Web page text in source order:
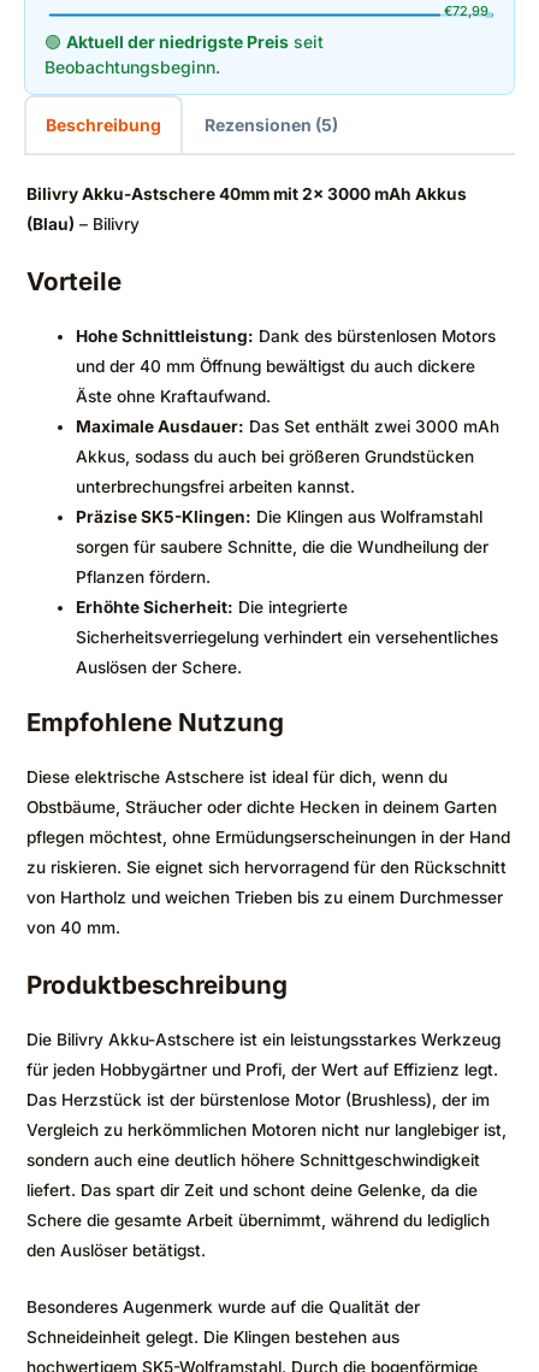
€72,99
🟢 Aktuell der niedrigste Preis seit
Beobachtungsbeginn.
Beschreibung Rezensionen (5)
Bilivry Akku-Astschere 40mm mit 2x 3000 mAh Akkus
(Blau) – Bilivry
Vorteile
Hohe Schnittleistung: Dank des bürstenlosen Motors
und der 40 mm Öffnung bewältigst du auch dickere
Äste ohne Kraftaufwand.
Maximale Ausdauer: Das Set enthält zwei 3000 mAh
Akkus, sodass du auch bei größeren Grundstücken
unterbrechungsfrei arbeiten kannst.
Präzise SK5-Klingen: Die Klingen aus Wolframstahl
sorgen für saubere Schnitte, die die Wundheilung der
Pflanzen fördern.
Erhöhte Sicherheit: Die integrierte
Sicherheitsverriegelung verhindert ein versehentliches
Auslösen der Schere.
Empfohlene Nutzung
Diese elektrische Astschere ist ideal für dich, wenn du
Obstbäume, Sträucher oder dichte Hecken in deinem Garten
pflegen möchtest, ohne Ermüdungserscheinungen in der Hand
zu riskieren. Sie eignet sich hervorragend für den Rückschnitt
von Hartholz und weichen Trieben bis zu einem Durchmesser
von 40 mm.
Produktbeschreibung
Die Bilivry Akku-Astschere ist ein leistungsstarkes Werkzeug
für jeden Hobbygärtner und Profi, der Wert auf Effizienz legt.
Das Herzstück ist der bürstenlose Motor (Brushless), der im
Vergleich zu herkömmlichen Motoren nicht nur langlebiger ist,
sondern auch eine deutlich höhere Schnittgeschwindigkeit
liefert. Das spart dir Zeit und schont deine Gelenke, da die
Schere die gesamte Arbeit übernimmt, während du lediglich
den Auslöser betätigst.
Besonderes Augenmerk wurde auf die Qualität der
Schneideinheit gelegt. Die Klingen bestehen aus
hochwertigem SK5-Wolframstahl. Durch die bogenförmige